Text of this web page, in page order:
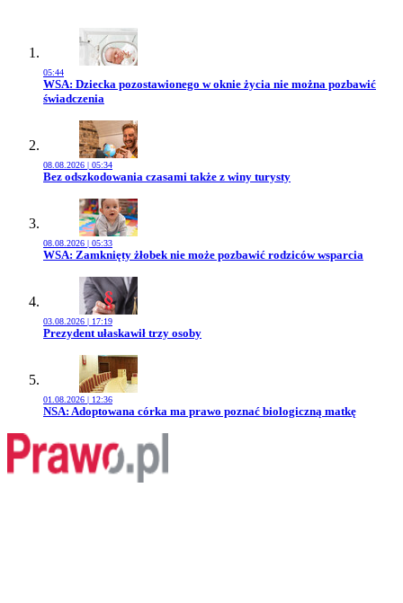
05:44
Przejdź do artykułu:
WSA: Dziecka pozostawionego w oknie życia nie można pozbawić
świadczenia
08.08.2026 | 05:34
Przejdź do artykułu:
Bez odszkodowania czasami także z winy turysty
08.08.2026 | 05:33
Przejdź do artykułu:
WSA: Zamknięty żłobek nie może pozbawić rodziców wsparcia
03.08.2026 | 17:19
Przejdź do artykułu:
Prezydent ułaskawił trzy osoby
01.08.2026 | 12:36
Przejdź do artykułu:
NSA: Adoptowana córka ma prawo poznać biologiczną matkę